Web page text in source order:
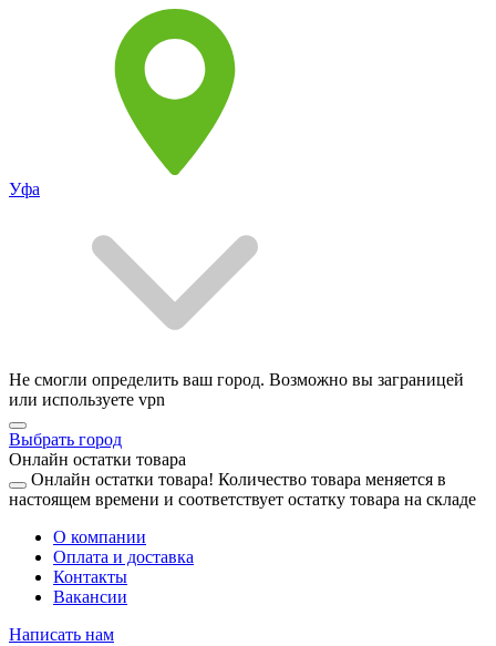
Уфа
Не смогли определить ваш город. Возможно вы заграницей
или используете vpn
Выбрать город
Онлайн остатки товара
Онлайн остатки товара! Количество товара меняется в
настоящем времени и соответствует остатку товара на складе
О компании
Оплата и доставка
Контакты
Вакансии
Написать нам